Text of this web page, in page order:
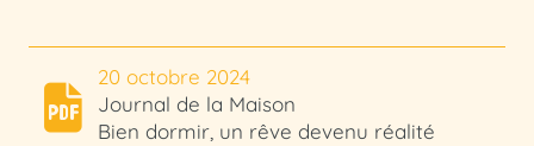
20 octobre 2024
Journal de la Maison
Bien dormir, un rêve devenu réalité